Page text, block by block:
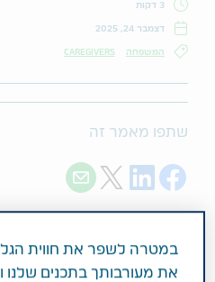
3 דקות
דצמבר 24, 2025
המשפחה CAREGIVERS
שתפו מאמר זה
Share on Facebook
Share on LinkedIn
on Twitter
E-mail
במטרה לשפר את חווית
את מעורבותך בתכנים שלנו